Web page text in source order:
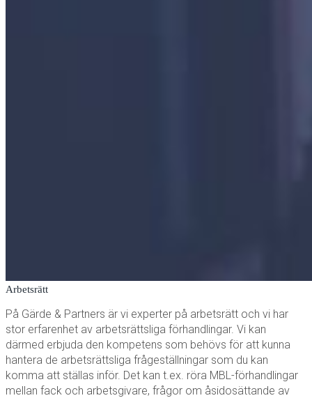
Arbetsrätt
På Gärde & Partners är vi experter på arbetsrätt och vi har
stor erfarenhet av arbetsrättsliga förhandlingar. Vi kan
därmed erbjuda den kompetens som behövs för att kunna
hantera de arbetsrättsliga frågeställningar som du kan
komma att ställas inför. Det kan t.ex. röra MBL-förhandlingar
mellan fack och arbetsgivare, frågor om åsidosättande av